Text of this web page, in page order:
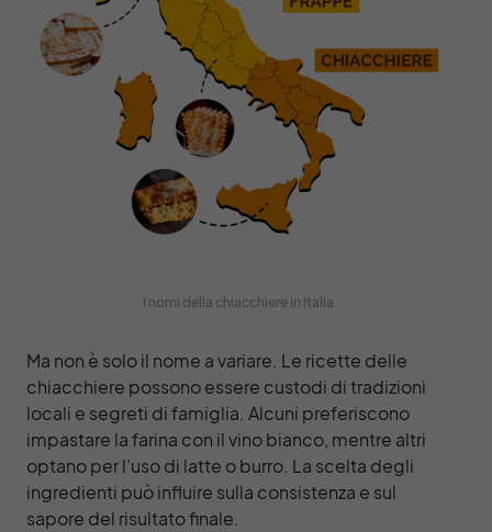
I nomi della chiacchiere in Italia
Ma non è solo il nome a variare. Le ricette delle
chiacchiere possono essere custodi di tradizioni
locali e segreti di famiglia. Alcuni preferiscono
impastare la farina con il vino bianco, mentre altri
optano per l’uso di latte o burro. La scelta degli
ingredienti può influire sulla consistenza e sul
sapore del risultato finale.